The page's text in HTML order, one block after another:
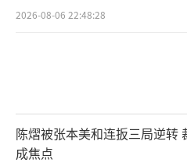
2026-08-06 22:48:28
陈熠被张本美和连扳三局逆转
成焦点